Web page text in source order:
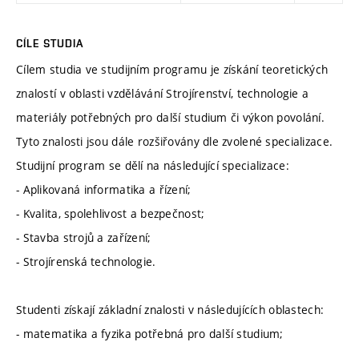
CÍLE STUDIA
Cílem studia ve studijním programu je získání teoretických
znalostí v oblasti vzdělávání Strojírenství, technologie a
materiály potřebných pro další studium či výkon povolání.
Tyto znalosti jsou dále rozšiřovány dle zvolené specializace.
Studijní program se dělí na následující specializace:
- Aplikovaná informatika a řízení;
- Kvalita, spolehlivost a bezpečnost;
- Stavba strojů a zařízení;
- Strojírenská technologie.
Studenti získají základní znalosti v následujících oblastech:
- matematika a fyzika potřebná pro další studium;